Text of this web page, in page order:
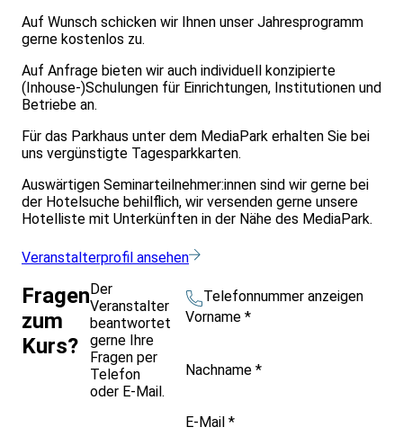
Auf Wunsch schicken wir Ihnen unser Jahresprogramm
gerne kostenlos zu.
Auf Anfrage bieten wir auch individuell konzipierte
(Inhouse-)Schulungen für Einrichtungen, Institutionen und
Betriebe an.
Für das Parkhaus unter dem MediaPark erhalten Sie bei
uns vergünstigte Tagesparkkarten.
Auswärtigen Seminarteilnehmer:innen sind wir gerne bei
der Hotelsuche behilflich, wir versenden gerne unsere
Hotelliste mit Unterkünften in der Nähe des MediaPark.
Veranstalterprofil ansehen
Fragen
zum
Kurs?
Der
Veranstalter
beantwortet
gerne Ihre
Fragen per
Telefon
oder E-Mail.
Telefonnummer anzeigen
Vorname *
Nachname *
E-Mail *